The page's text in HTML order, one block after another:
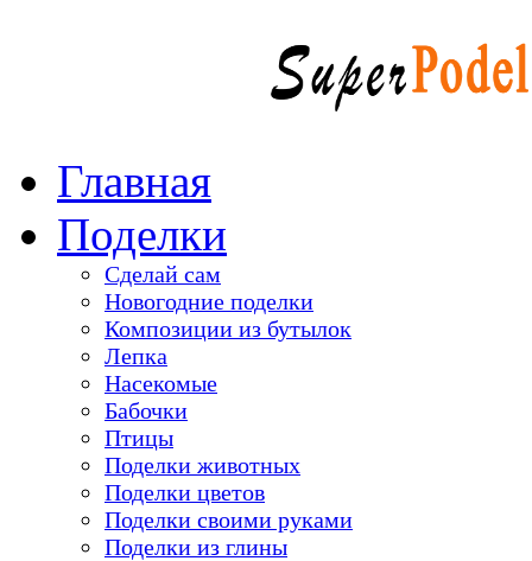
Главная
Поделки
Сделай сам
Новогодние поделки
Композиции из бутылок
Лепка
Насекомые
Бабочки
Птицы
Поделки животных
Поделки цветов
Поделки своими руками
Поделки из глины